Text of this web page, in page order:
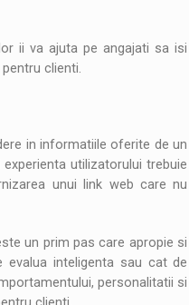
ii va ajuta pe angajati sa isi
clienti.
in informatiile oferite de un
utilizatorului trebuie
unui link web care nu
un prim pas care apropie si
inteligenta sau cat de
personalitatii si